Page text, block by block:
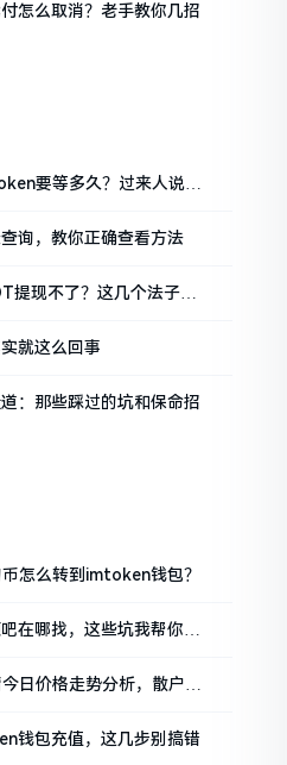
怎么取消？老手教你几招
要等多久？过来人说说
询，教你正确查看方法
提现不了？这几个法子能
就这么回事
：那些踩过的坑和保命招
怎么转到imtoken钱包？
在哪找，这些坑我帮你趟
日价格走势分析，散户如
钱包充值，这几步别搞错